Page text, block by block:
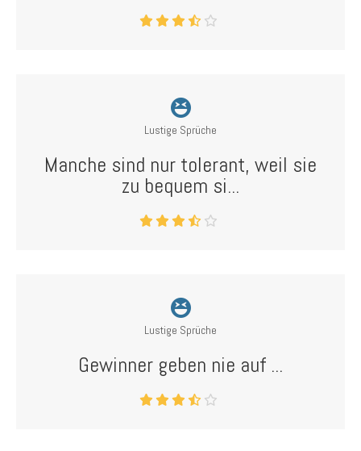
Lustige Sprüche
Manche sind nur tolerant, weil sie
zu bequem si...
Lustige Sprüche
Gewinner geben nie auf ...